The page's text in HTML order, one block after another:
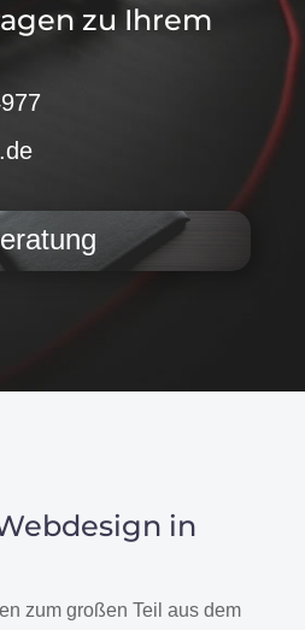
zu Ihrem
in
zum großen Teil aus dem